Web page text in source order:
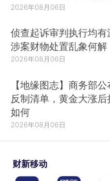
2026年08月06日
侦查起诉审判执行均有
涉案财物处置乱象何解
2026年08月06日
【地缘图志】商务部
反制清单，黄金大涨后
如何
2026年08月06日
财新移动